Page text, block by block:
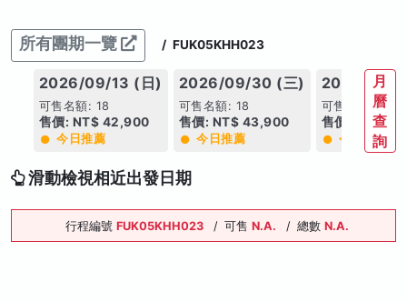
所有團期一覽 / FUK05KHH023
2026/09/13 (日)
可售名額: 18
售價: NT$ 42,900
今日推薦
2026/09/30 (三)
可售名額: 18
售價: NT$ 43,900
今日推薦
2026/10/
可售名額: 18
售價: NT$
今日推薦
月
曆
查
詢
滑動檢視相近出發日期
行程編號 FUK05KHH023 / 可售 N.A. / 總數 N.A.